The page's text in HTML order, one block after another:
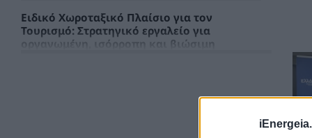
Ειδικό Χωροταξικό Πλαίσιο για τον
Τουρισμό: Στρατηγικό εργαλείο για
οργανωμένη, ισόρροπη και βιώσιμη